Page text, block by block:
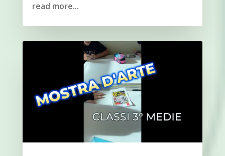
read more...